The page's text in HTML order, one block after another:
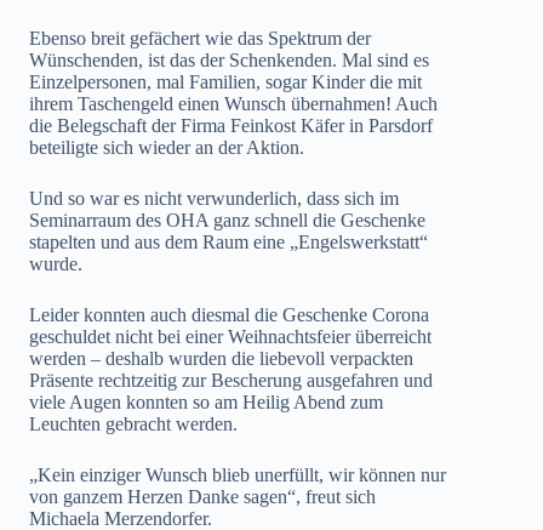
Ebenso breit gefächert wie das Spektrum der
Wünschenden, ist das der Schenkenden. Mal sind es
Einzelpersonen, mal Familien, sogar Kinder die mit
ihrem Taschengeld einen Wunsch übernahmen! Auch
die Belegschaft der Firma Feinkost Käfer in Parsdorf
beteiligte sich wieder an der Aktion.
Und so war es nicht verwunderlich, dass sich im
Seminarraum des OHA ganz schnell die Geschenke
stapelten und aus dem Raum eine „Engelswerkstatt“
wurde.
Leider konnten auch diesmal die Geschenke Corona
geschuldet nicht bei einer Weihnachtsfeier überreicht
werden – deshalb wurden die liebevoll verpackten
Präsente rechtzeitig zur Bescherung ausgefahren und
viele Augen konnten so am Heilig Abend zum
Leuchten gebracht werden.
„Kein einziger Wunsch blieb unerfüllt, wir können nur
von ganzem Herzen Danke sagen“, freut sich
Michaela Merzendorfer.